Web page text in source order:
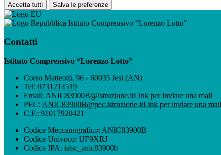
Accetta tutti Salva le preferenze
Istituto Comprensivo “Lorenzo Lotto”
Contatti
Istituto Comprensivo “Lorenzo Lotto”
Corso Matteotti, 96 - 60035 Jesi (AN)
Tel: 0731214519
Email: ANIC83900B@istruzione.itLink per inviare una mail
PEC: ANIC83900B@pec.istruzione.itLink per inviare una mail
C.F.: 91017920421
Codice Meccanografico: ANIC83900B
Codice Univoco: UF9XRJ
Codice IPA: istsc_anic83900b